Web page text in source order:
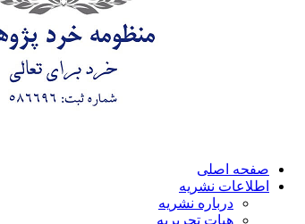
صفحه اصلی
اطلاعات نشریه
درباره نشریه
هیات تحریریه